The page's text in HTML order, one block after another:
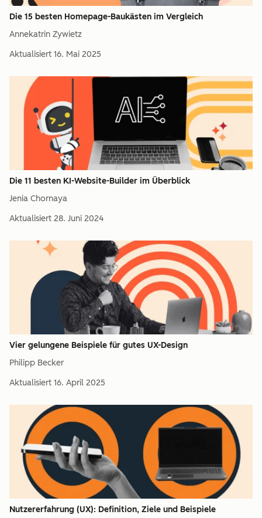
Die 15 besten Homepage-Baukästen im Vergleich
Annekatrin Zywietz
Aktualisiert 16. Mai 2025
Die 11 besten KI-Website-Builder im Überblick
Jenia Chornaya
Aktualisiert 28. Juni 2024
Vier gelungene Beispiele für gutes UX-Design
Philipp Becker
Aktualisiert 16. April 2025
Nutzererfahrung (UX): Definition, Ziele und Beispiele